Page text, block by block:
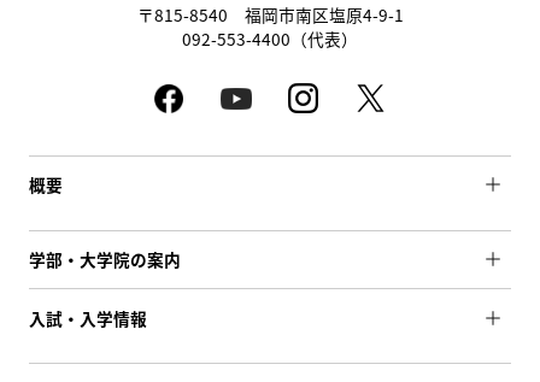
〒815-8540 福岡市南区塩原4-9-1
092-553-4400（代表）
概要
学部・大学院の案内
入試・入学情報